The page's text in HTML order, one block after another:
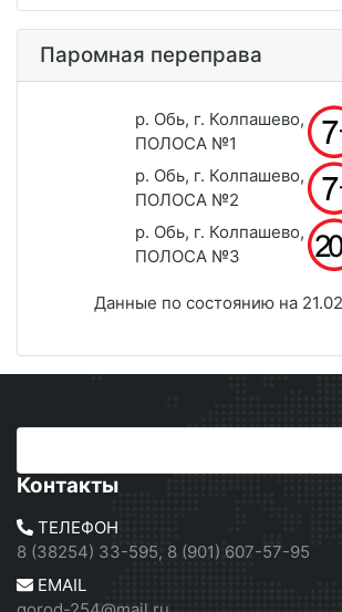
Паромная переправа
р. Обь, г. Колпашево,
ПОЛОСА №1
р. Обь, г. Колпашево,
ПОЛОСА №2
р. Обь, г. Колпашево,
ПОЛОСА №3
Данные по состоянию на
Контакты
ТЕЛЕФОН
8 (38254) 33-595, 8 (901) 607-57-95
EMAIL